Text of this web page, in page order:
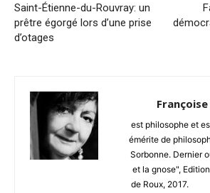
Saint-Étienne-du-Rouvray: un
prêtre égorgé lors d’une prise
d’otages
est philosophe et
émérite de
Sorbonne. Dernier
et la gnose",
de Roux, 2017.